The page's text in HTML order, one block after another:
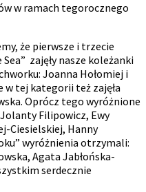
w ramach tegorocznego
że pierwsze i trzecie
zajęły nasze koleżanki
Joanna Hołomiej i
w tej kategorii też zajęła
Oprócz tego wyróżnione
Filipowicz, Ewy
Ciesielskiej, Hanny
wyróżnienia otrzymali:
Agata Jabłońska-
serdecznie